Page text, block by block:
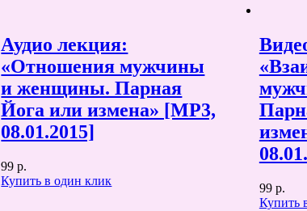
Аудио лекция:
«Отношения мужчины
и женщины. Парная
Йога или измена» [MP3,
08.01.2015]
99 р.
Купить в один клик
99 р.
Купить